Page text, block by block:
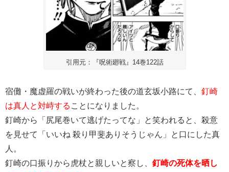
引用元：『呪術廻戦』14巻122話
宿儺・魔虚羅の戦いが終わった後の道玄坂小路にて、 釘崎
は真人と対峙する ことになりました。
釘崎から「尻尾巻いて逃げたってな」と笑われると、殺意
を見せて「いいね 殺り甲斐ありそうじゃん」と口にした真
人。
釘崎の口振りから虎杖と親しいと察し、 釘崎の死体を晒し